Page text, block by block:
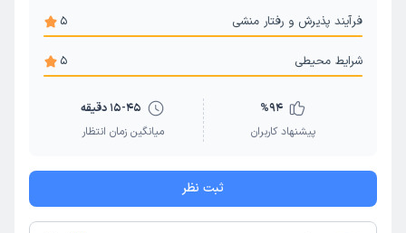
فرآیند پذیرش و رفتار منشی 5
شرایط محیطی 5
%94
پیشنهاد کاربران
15-45 دقیقه
میانگین زمان انتظار
ثبت نظر